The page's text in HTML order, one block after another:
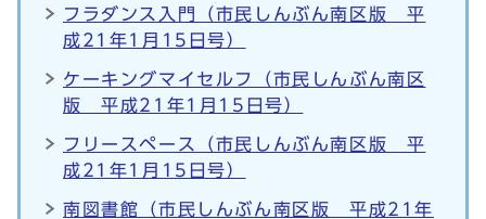
フラダンス入門（市民しんぶん南区版 平
成21年1月15日号）
ケーキングマイセルフ（市民しんぶん南区
版 平成21年1月15日号）
フリースペース（市民しんぶん南区版 平
成21年1月15日号）
南図書館（市民しんぶん南区版 平成21年